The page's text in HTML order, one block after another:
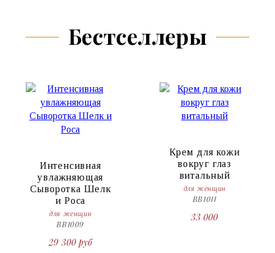
Бестселлеры
Интенсивная
увлажняющая
Сыворотка Шелк
и Роса
для женщин
BB1009
29 300 руб
Крем для кожи
вокруг глаз
витальный
для женщин
BB1011
33 000